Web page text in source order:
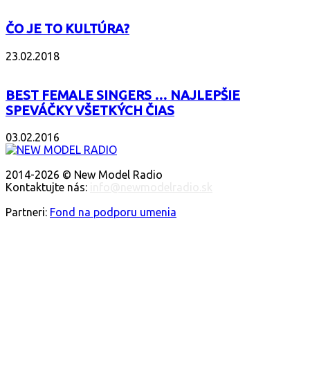
ČO JE TO KULTÚRA?
23.02.2018
BEST FEMALE SINGERS … NAJLEPŠIE
SPEVÁČKY VŠETKÝCH ČIAS
03.02.2016
2014-2026 © New Model Radio
Kontaktujte nás:
Partneri: Fond na podporu umenia